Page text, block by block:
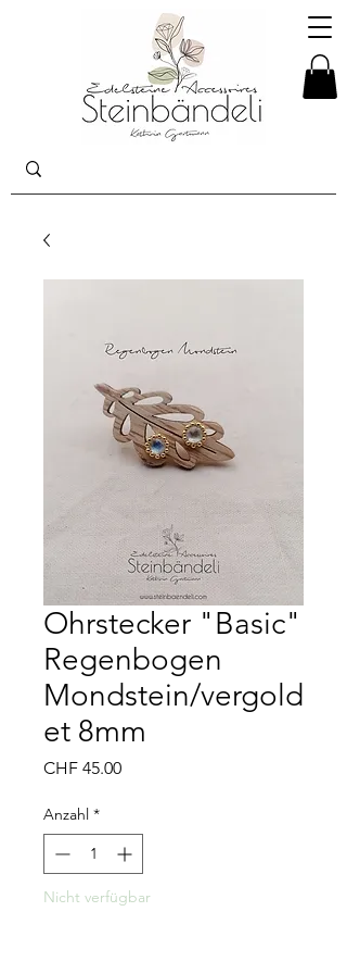
Ohrstecker "Basic"
Regenbogen
Mondstein/vergold
et 8mm
CHF 45.00Preis
Anzahl *
Nicht verfügbar